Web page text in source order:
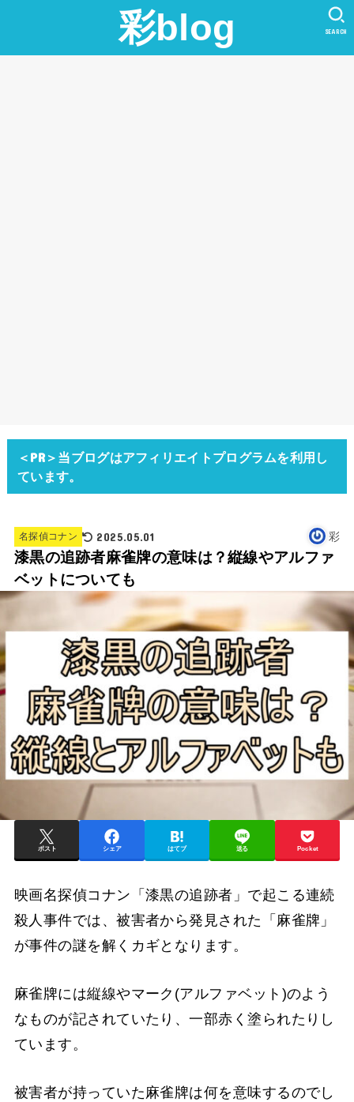
彩blog SEARCH
＜PR＞当ブログはアフィリエイトプログラムを利用し
ています。
名探偵コナン 2025.05.01 彩
漆黒の追跡者麻雀牌の意味は？縦線やアルファ
ベットについても
ポスト シェア はてブ 送る Pocket
映画名探偵コナン「漆黒の追跡者」で起こる連続
殺人事件では、被害者から発見された「麻雀牌」
が事件の謎を解くカギとなります。
麻雀牌には縦線やマーク(アルファベット)のよう
なものが記されていたり、一部赤く塗られたりし
ています。
被害者が持っていた麻雀牌は何を意味するのでし